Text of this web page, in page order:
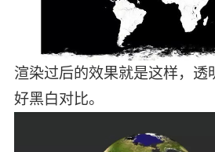
渲染过后的效果就是这样，透
好黑白对比。